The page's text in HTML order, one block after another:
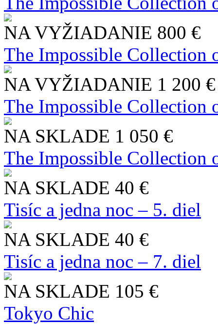
NA VYŽIADANIE 800 €
The Impossible Collection
NA VYŽIADANIE 1 200 €
The Impossible Collection
NA SKLADE 1 050 €
The Impossible Collection
NA SKLADE 40 €
Tisíc a jedna noc – 5. diel
NA SKLADE 40 €
Tisíc a jedna noc – 7. diel
NA SKLADE 105 €
Tokyo Chic